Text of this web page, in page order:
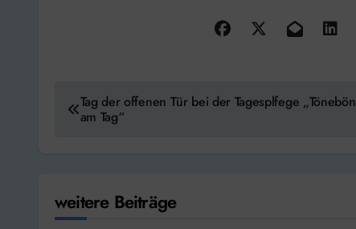
Beitragsnavigation
Tag der offenen Tür bei der Tagesplfege „Tönebön
am Tag“
weitere Beiträge